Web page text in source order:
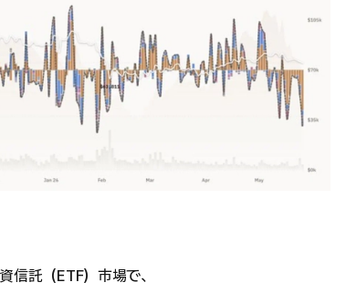
信託（ETF）市場で、